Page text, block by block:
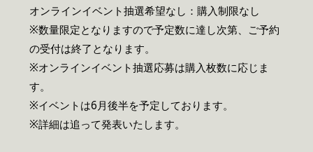
オンラインイベント抽選希望なし：購入制限なし
※数量限定となりますので予定数に達し次第、ご予約
の受付は終了となります。
※オンラインイベント抽選応募は購入枚数に応じま
す。
※イベントは6月後半を予定しております。
※詳細は追って発表いたします。